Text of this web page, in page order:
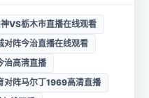
VS栃木市直播在线观看
对阵今治直播在线观看
治高清直播
对阵马尔丁1969高清直播